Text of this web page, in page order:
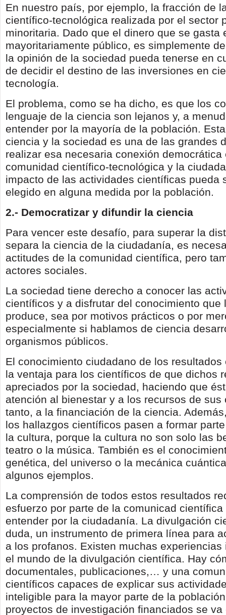
En nuestro país, por ejemplo, la fracción de
científico-tecnológica realizada por el sector
minoritaria. Dado que el dinero que se gasta
mayoritariamente público, es simplemente
la opinión de la sociedad pueda tenerse en
de decidir el destino de las inversiones en
tecnología.
El problema, como se ha dicho, es que los
lenguaje de la ciencia son lejanos y, a
entender por la mayoría de la población.
ciencia y la sociedad es una de las grandes
realizar esa necesaria conexión democrática
comunidad científico-tecnológica y la
impacto de las actividades científicas pueda
elegido en alguna medida por la población.
2.- Democratizar y difundir la ciencia
Para vencer este desafío, para superar la
separa la ciencia de la ciudadanía, es
actitudes de la comunidad científica, pero
actores sociales.
La sociedad tiene derecho a conocer las
científicos y a disfrutar del conocimiento que
produce, sea por motivos prácticos o por
especialmente si hablamos de ciencia
organismos públicos.
El conocimiento ciudadano de los
la ventaja para los científicos de que dichos
apreciados por la sociedad, haciendo que
atención al bienestar y a los recursos de sus
tanto, a la financiación de la ciencia.
los hallazgos científicos pasen a formar
la cultura, porque la cultura no son solo las
teatro o la música. También es el
genética, del universo o la mecánica
algunos ejemplos.
La comprensión de todos estos resultados
esfuerzo por parte de la comunicad
entender por la ciudadanía. La divulgación
duda, un instrumento de primera línea para
a los profanos. Existen muchas experiencias
el mundo de la divulgación científica. Hay
documentales, publicaciones,… y una
científicos capaces de explicar sus
inteligible para la mayor parte de la
proyectos de investigación financiados se